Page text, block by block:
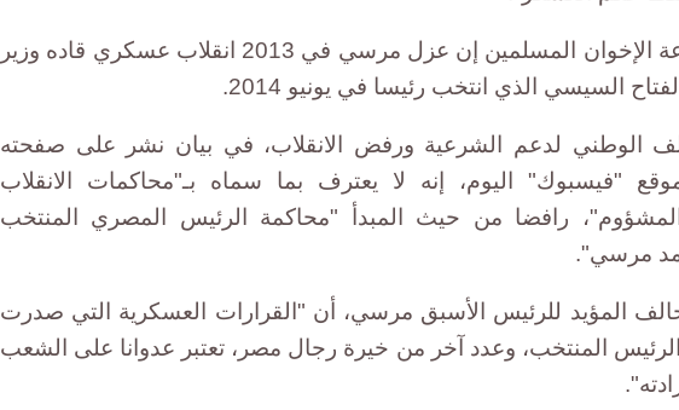
وتقول جماعة الإخوان المسلمين إن عزل مرسي في 2013 انقلاب عسكري قاده وزير
السيسي الذي انتخب رئيسا في يونيو 2014.
الوطني لدعم الشرعية ورفض الانقلاب، في بيان نشر على صفحته
"فيسبوك" اليوم، إنه لا يعترف بما سماه بـ"محاكمات الانقلاب
رافضا من حيث المبدأ "محاكمة الرئيس المصري المنتخب
مرسي".
المؤيد للرئيس الأسبق مرسي، أن "القرارات العسكرية التي صدرت
الرئيس المنتخب، وعدد آخر من خيرة رجال مصر، تعتبر عدوانا على الشعب